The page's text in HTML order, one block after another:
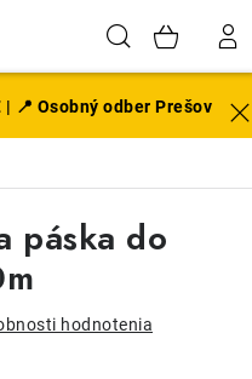
Hľadať
| 📍 Osobný odber Prešov
páska do
hodnotenia